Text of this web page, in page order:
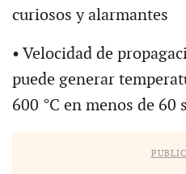
curiosos y alarmantes
• Velocidad de
puede generar
600 °C en menos de 60